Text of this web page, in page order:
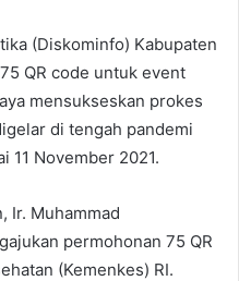
(Diskominfo) Kabupaten
QR code untuk event
mensukseskan prokes
di tengah pandemi
11 November 2021.
Ir. Muhammad
permohonan 75 QR
(Kemenkes) RI.